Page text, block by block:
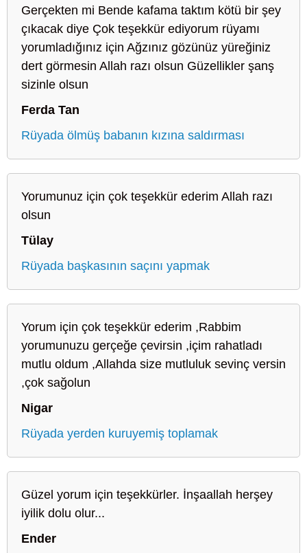
Gerçekten mi Bende kafama taktım kötü bir şey
çıkacak diye Çok teşekkür ediyorum rüyamı
yorumladığınız için Ağzınız gözünüz yüreğiniz
dert görmesin Allah razı olsun Güzellikler şanş
sizinle olsun
Ferda Tan
Rüyada ölmüş babanın kızına saldırması
Yorumunuz için çok teşekkür ederim Allah razı
olsun
Tülay
Rüyada başkasının saçını yapmak
Yorum için çok teşekkür ederim ,Rabbim
yorumunuzu gerçeğe çevirsin ,içim rahatladı
mutlu oldum ,Allahda size mutluluk sevinç versin
,çok sağolun
Nigar
Rüyada yerden kuruyemiş toplamak
Güzel yorum için teşekkürler. İnşaallah herşey
iyilik dolu olur...
Ender